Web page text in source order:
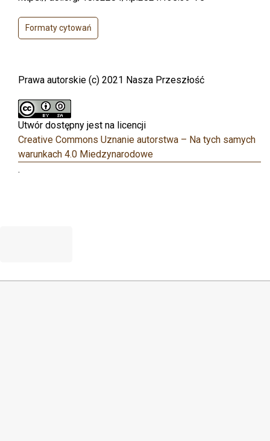
Formaty cytowań
Prawa autorskie (c) 2021 Nasza Przeszłość
Utwór dostępny jest na licencji
Creative Commons Uznanie autorstwa – Na tych samych
warunkach 4.0 Miedzynarodowe
.